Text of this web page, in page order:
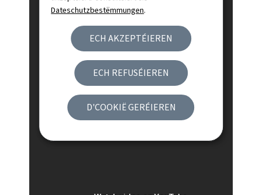
Dateschutzbestëmmungen.
ECH AKZEPTÉIEREN
ECH REFUSÉIEREN
D'COOKIË GERÉIEREN